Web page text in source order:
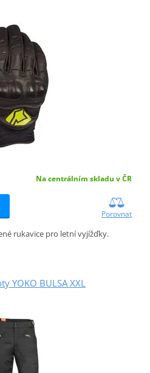
Na centrálním skladu v ČR
Porovnat
rukavice pro letní vyjížďky.
YOKO BULSA XXL